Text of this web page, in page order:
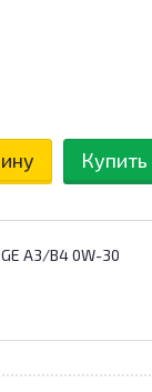
Купить
A3/B4 0W-30